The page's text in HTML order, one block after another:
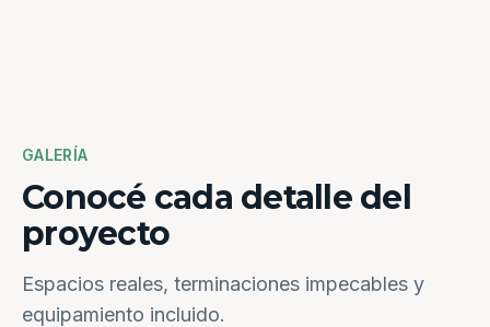
GALERÍA
Conocé cada detalle del
proyecto
Espacios reales, terminaciones impecables y
equipamiento incluido.